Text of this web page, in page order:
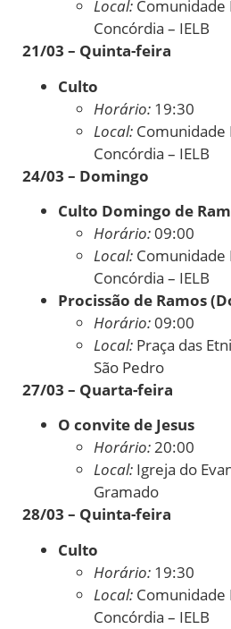
Local: Comunidade
Concórdia – IELB
21/03 – Quinta-feira
Culto
Horário: 19:30
Local: Comunidade
Concórdia – IELB
24/03 – Domingo
Culto Domingo de
Horário:09:00
Local: Comunidade
Concórdia – IELB
Procissão de Ramos
Horário:09:00
Local: Praça das
São Pedro
27/03 – Quarta-feira
O convite de Jesus
Horário:20:00
Local: Igreja do
Gramado
28/03 – Quinta-feira
Culto
Horário: 19:30
Local: Comunidade
Concórdia – IELB